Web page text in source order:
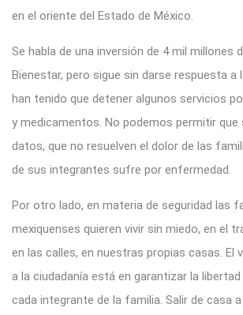
en el oriente del Estado de México.
Se habla de una inversión de 4 mil millones
Bienestar, pero sigue sin darse respuesta a
han tenido que detener algunos servicios
y medicamentos. No podemos permitir que
datos, que no resuelven el dolor de las
de sus integrantes sufre por enfermedad.
Por otro lado, en materia de seguridad las
mexiquenses quieren vivir sin miedo, en el
en las calles, en nuestras propias casas. El
a la ciudadanía está en garantizar la libertad
cada integrante de la familia. Salir de casa